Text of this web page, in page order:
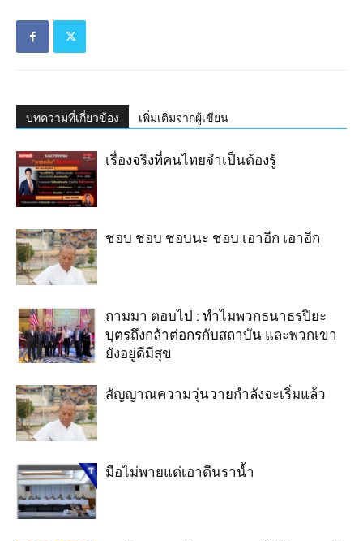
บทความที่เกี่ยวข้อง เพิ่มเติมจากผู้เขียน
เรื่องจริงที่คนไทยจำเป็นต้องรู้
ชอบ ชอบ ชอบนะ ชอบ เอาอีก เอาอีก
ถามมา ตอบไป : ทำไมพวกธนาธรปิยะ
บุตรถึงกล้าต่อกรกับสถาบัน และพวกเขา
ยังอยู่ดีมีสุข
สัญญาณความวุ่นวายกำลังจะเริ่มแล้ว
มือไม่พายแต่เอาตีนราน้ำ